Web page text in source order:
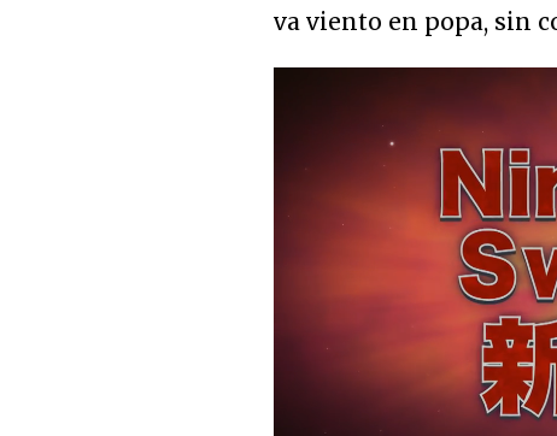
va viento en popa, sin